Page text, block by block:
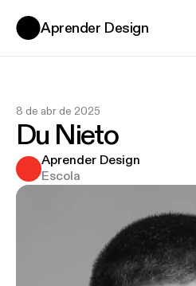
Aprender Design
8 de abr de 2025
Du Nieto
Aprender Design
Escola